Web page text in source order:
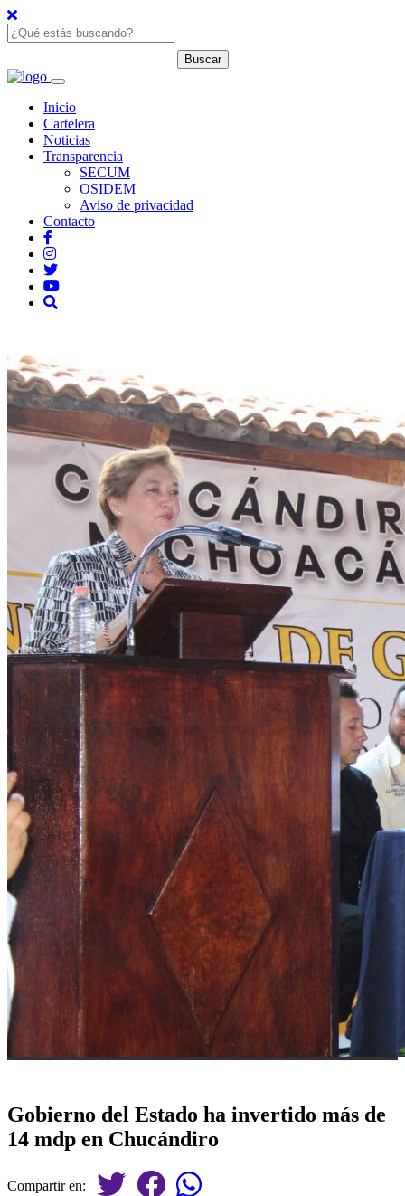
Inicio
Cartelera
Noticias
Transparencia
SECUM
OSIDEM
Aviso de privacidad
Contacto
Gobierno del Estado ha invertido más de
14 mdp en Chucándiro
Compartir en: